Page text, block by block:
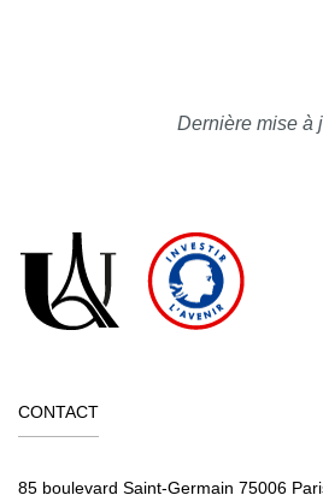
Dernière mise à
CONTACT
85 boulevard Saint-Germain 75006